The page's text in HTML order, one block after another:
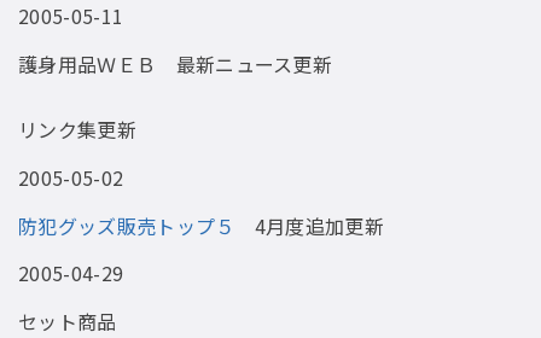
2005-05-11
護身用品ＷＥＢ 最新ニュース更新
リンク集更新
2005-05-02
防犯グッズ販売トップ５
4月度追加更新
2005-04-29
セット商品